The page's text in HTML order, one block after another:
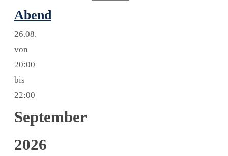
Abend
26.08.
von
20:00
bis
22:00
September
2026